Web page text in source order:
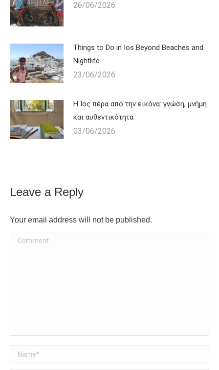
26/06/2026
Things to Do in Ios Beyond Beaches and
Nightlife
23/06/2026
Η Ίος πέρα από την εικόνα: γνώση, μνήμη
και αυθεντικότητα
03/06/2026
Leave a Reply
Your email address will not be published.
Comment
Name *